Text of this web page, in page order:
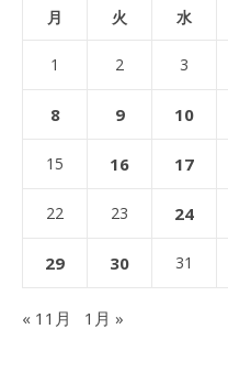
月 火 水
1 2 3
8 9 10
15 16 17
22 23 24
29 30 31
« 11月 1月 »